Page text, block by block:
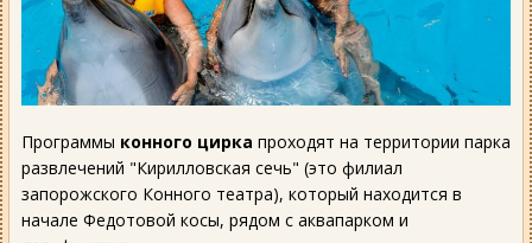
Программы конного цирка проходят на территории парка
развлечений "Кирилловская сечь" (это филиал
запорожского Конного театра), который находится в
начале Федотовой косы, рядом с аквапарком и